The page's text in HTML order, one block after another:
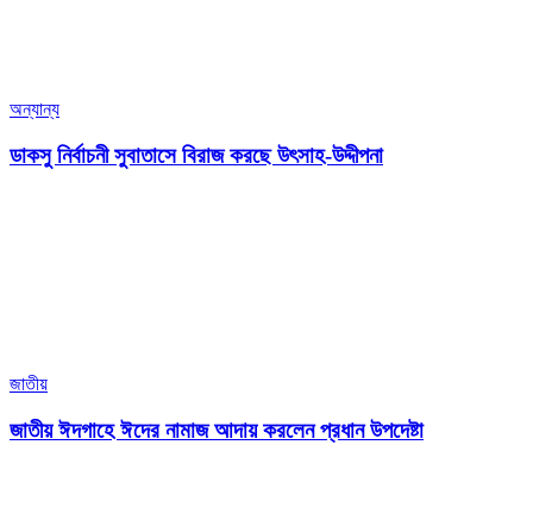
অন্যান্য
ডাকসু নির্বাচনী সুবাতাসে বিরাজ করছে উৎসাহ-উদ্দীপনা
জাতীয়
জাতীয় ঈদগাহে ঈদের নামাজ আদায় করলেন প্রধান উপদেষ্টা